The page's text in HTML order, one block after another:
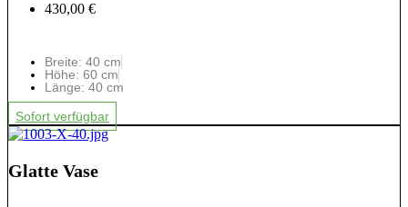
430,00 €
Breite: 40 cm
Höhe: 60 cm
Länge: 40 cm
Sofort verfügbar
Glatte Vase